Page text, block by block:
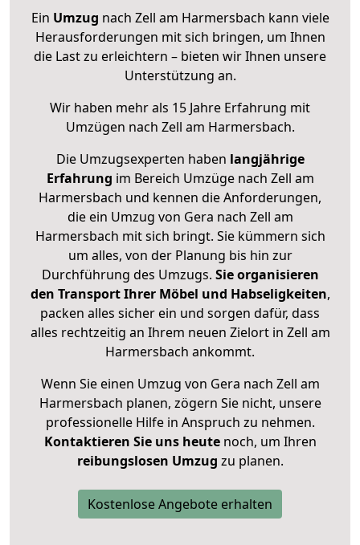
Ein Umzug nach Zell am Harmersbach kann viele
Herausforderungen mit sich bringen, um Ihnen
die Last zu erleichtern – bieten wir Ihnen unsere
Unterstützung an.
Wir haben mehr als 15 Jahre Erfahrung mit
Umzügen nach Zell am Harmersbach.
Die Umzugsexperten haben langjährige
Erfahrung im Bereich Umzüge nach Zell am
Harmersbach und kennen die Anforderungen,
die ein Umzug von Gera nach Zell am
Harmersbach mit sich bringt. Sie kümmern sich
um alles, von der Planung bis hin zur
Durchführung des Umzugs. Sie organisieren
den Transport Ihrer Möbel und Habseligkeiten,
packen alles sicher ein und sorgen dafür, dass
alles rechtzeitig an Ihrem neuen Zielort in Zell am
Harmersbach ankommt.
Wenn Sie einen Umzug von Gera nach Zell am
Harmersbach planen, zögern Sie nicht, unsere
professionelle Hilfe in Anspruch zu nehmen.
Kontaktieren Sie uns heutenoch, um Ihren
reibungslosen Umzug zu planen.
Kostenlose Angebote erhalten